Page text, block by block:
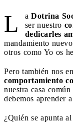
L a Dotrina
ser nuestro
dedicarles
mandamiento
otros como Yo os
Pero también nos
comportamiento
nuestra casa
debemos aprender
¿Quién se apunta al